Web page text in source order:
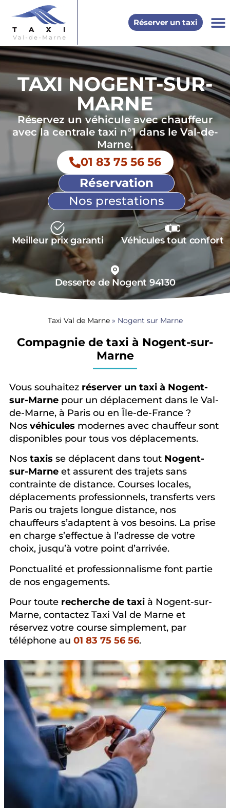
Réserver un taxi
TAXI NOGENT-SUR-
MARNE
Réservez un véhicule avec chauffeur
avec la centrale taxi n°1 dans le Val-de-
Marne.
01 83 75 56 56
Réservation
Nos prestations
Meilleur prix garanti Véhicules tout confort
Desserte de Nogent 94130
Taxi Val de Marne» Nogent sur Marne
Compagnie de taxi à Nogent-sur-
Marne
Vous souhaitez réserver un taxi à Nogent-
sur-Marne pour un déplacement dans le Val-
de-Marne, à Paris ou en Île-de-France ?
Nos véhicules modernes avec chauffeur sont
disponibles pour tous vos déplacements.
Nos taxis se déplacent dans tout Nogent-
sur-Marne et assurent des trajets sans
contrainte de distance. Courses locales,
déplacements professionnels, transferts vers
Paris ou trajets longue distance, nos
chauffeurs s’adaptent à vos besoins. La prise
en charge s’effectue à l’adresse de votre
choix, jusqu’à votre point d’arrivée.
Ponctualité et professionnalisme font partie
de nos engagements.
Pour toute recherche de taxi à Nogent-sur-
Marne, contactez Taxi Val de Marne et
réservez votre course simplement, par
téléphone au 01 83 75 56 56.